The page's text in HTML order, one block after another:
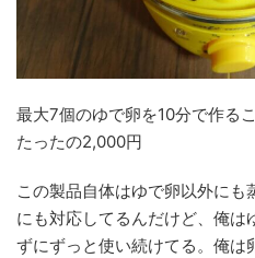
最大7個のゆで卵を10分で作る
たったの2,000円
この製品自体はゆで卵以外に
にも対応してるんだけど、俺は
ずにずっと使い続けてる。俺は